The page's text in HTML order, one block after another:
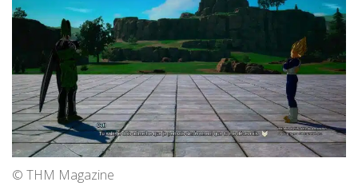
© THM Magazine